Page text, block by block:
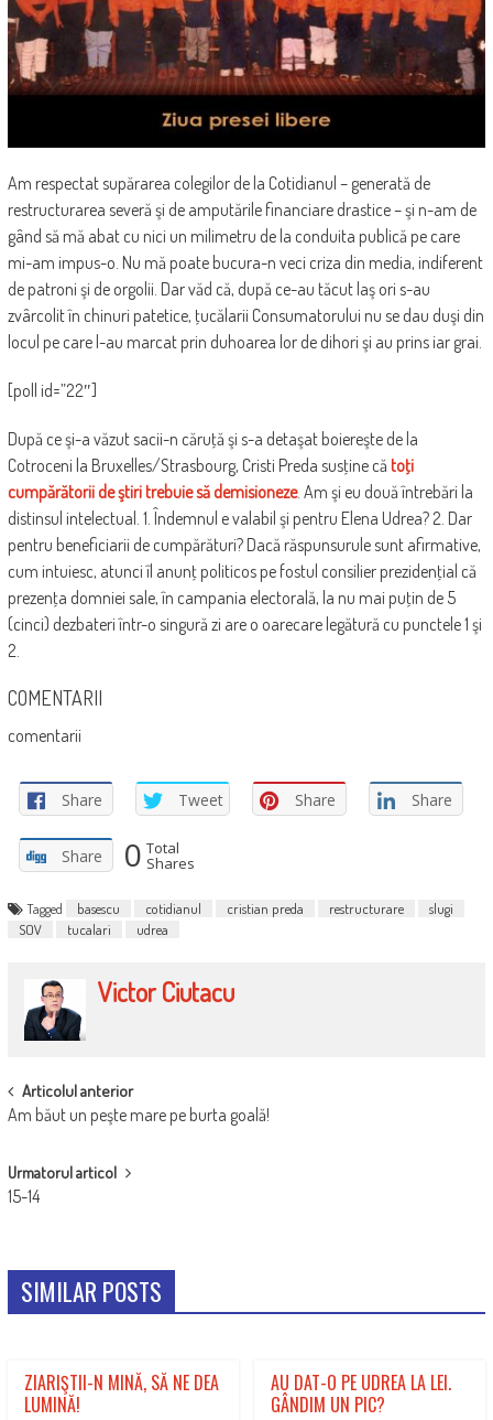
Am respectat supărarea colegilor de la Cotidianul – generată de
restructurarea severă şi de amputările financiare drastice – şi n-am de
gând să mă abat cu nici un milimetru de la conduita publică pe care
mi-am impus-o. Nu mă poate bucura-n veci criza din media, indiferent
de patroni şi de orgolii. Dar văd că, după ce-au tăcut laş ori s-au
zvârcolit în chinuri patetice, ţucălarii Consumatorului nu se dau duşi din
locul pe care l-au marcat prin duhoarea lor de dihori şi au prins iar grai.
[poll id=”22″]
După ce şi-a văzut sacii-n căruţă şi s-a detaşat boiereşte de la
Cotroceni la Bruxelles/Strasbourg, Cristi Preda susţine că toţi
cumpărătorii de ştiri trebuie să demisioneze. Am şi eu două întrebări la
distinsul intelectual. 1. Îndemnul e valabil şi pentru Elena Udrea? 2. Dar
pentru beneficiarii de cumpărături? Dacă răspunsurule sunt afirmative,
cum intuiesc, atunci îl anunţ politicos pe fostul consilier prezidenţial că
prezenţa domniei sale, în campania electorală, la nu mai puţin de 5
(cinci) dezbateri într-o singură zi are o oarecare legătură cu punctele 1 şi
2.
COMENTARII
comentarii
Share Tweet Share Share
Share 0 Total
Shares
Tagged basescu cotidianul cristian preda restructurare
slugi
SOV
tucalari udrea
Victor Ciutacu
POST
NAVIGATION
Articolul anterior
Am băut un peşte mare pe burta goală!
Urmatorul articol
15-14
SIMILAR POSTS
ZIARIŞTII-N MINĂ, SĂ NE DEA
LUMINĂ!
AU DAT-O PE UDREA LA LEI.
GÂNDIM UN PIC?